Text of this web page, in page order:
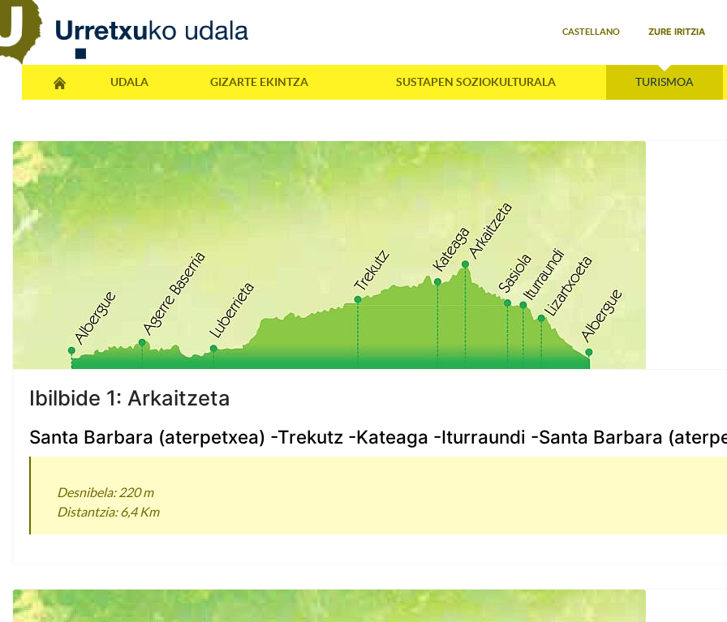
CASTELLANO ZURE IRITZIA
UDALA GIZARTE EKINTZA SUSTAPEN SOZIOKULTURALA TURISMOA
Ibilbide 1: Arkaitzeta
Santa Barbara (aterpetxea) -Trekutz -Kateaga -Iturraundi -Santa Barbara
Desnibela: 220 m
Distantzia: 6,4 Km